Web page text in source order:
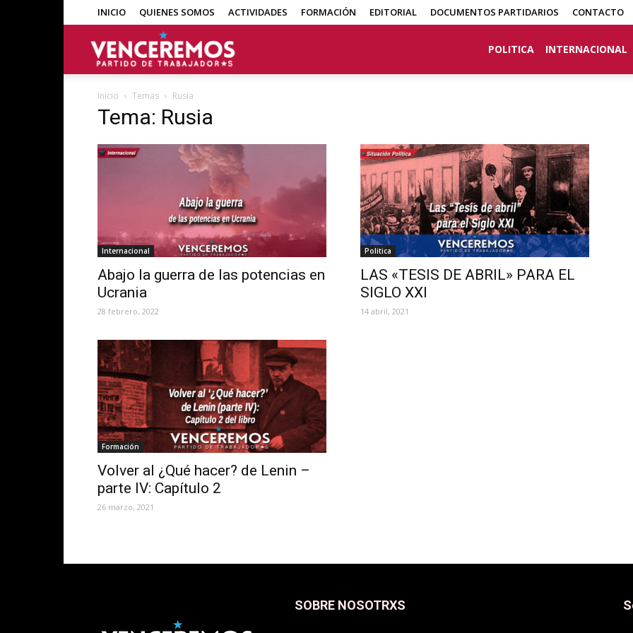
INICIO QUIENES SOMOS ACTIVIDADES FORMACIÓN EDITORIAL DOCUMENTOS PARTIDARIOS CONTACTO
POLITICA INTERNACIONAL
Inicio Temas Rusia
Tema: Rusia
Internacional
Abajo la guerra de las potencias en
Ucrania
28 febrero, 2022
Politica
LAS «TESIS DE ABRIL» PARA EL
SIGLO XXI
14 abril, 2021
Formación
Volver al ¿Qué hacer? de Lenin –
parte IV: Capítulo 2
26 marzo, 2021
SOBRE NOSOTRXS